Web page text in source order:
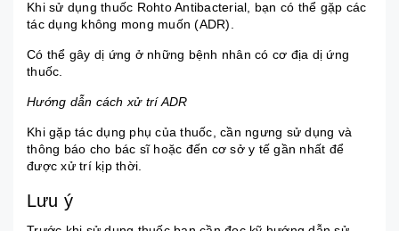
Khi sử dụng thuốc Rohto Antibacterial, bạn có thể gặp các
tác dụng không mong muốn (ADR).
Có thể gây dị ứng ở những bệnh nhân có cơ địa dị ứng
thuốc.
Hướng dẫn cách xử trí ADR
Khi gặp tác dụng phụ của thuốc, cần ngưng sử dụng và
thông báo cho bác sĩ hoặc đến cơ sở y tế gần nhất để
được xử trí kịp thời.
Lưu ý